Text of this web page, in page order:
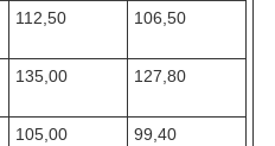
112,50 106,50
135,00 127,80
105,00 99,40